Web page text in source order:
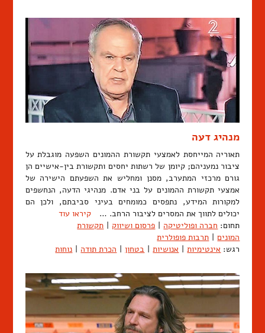
מנהיג דעה
תאוריה המייחסת לאמצעי תקשורת ההמונים השפעה מוגבלת על
ציבור נמעניהם; קיומן של רשתות יחסים ותקשורת בין-אישיים הן
גורם מרכזי המתערב, מסנן ומחליש את השפעתם הישירה של
אמצעי תקשורת ההמונים על בני אדם. מנהיגי הדעה, הנחשפים
למקורות המידע, נתפסים כמומחים בעיני סביבתם, ולכן הם
יכולים לתווך את המסרים לציבור הרחב. … קיראו עוד
תחום: חברה ופוליטיקה פרסום ושיווק
תקשורת
המונים
תרבות פופולרית
רגש: אינטימיות אנושיות בטחון הכרת תודה נוחות